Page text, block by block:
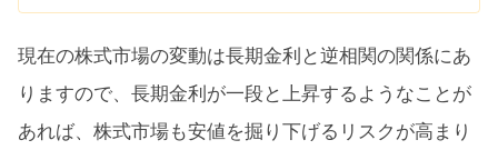
現在の株式市場の変動は長期金利と逆相関の関係にあ
りますので、長期金利が一段と上昇するようなことが
あれば、株式市場も安値を掘り下げるリスクが高まり